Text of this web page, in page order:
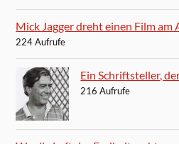
Mick Jagger dreht einen Film am
224 Aufrufe
Ein Schriftsteller,
216 Aufrufe